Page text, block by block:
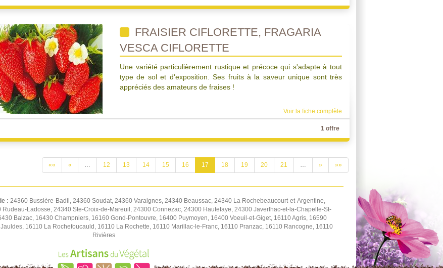
FRAISIER CIFLORETTE, FRAGARIA
VESCA CIFLORETTE
Une variété particulièrement rustique et précoce qui s'adapte à tout
type de sol et d'exposition. Ses fruits à la saveur unique sont très
appréciés des amateurs de fraises !
Voir la fiche complète
1 offre
«« « … 12 13 14 15 16 17 18 19 20 21 … » »»
: 24360 Bussière-Badil, 24360 Soudat, 24360 Varaignes, 24340 Beaussac, 24340 La Rochebeaucourt-et-Argentine,
Ladosse, 24340 Ste-Croix-de-Mareuil, 24300 Connezac, 24300 Hautefaye, 24300 Javerlhac-et-la-Chapelle-St-
Balzac, 16430 Champniers, 16160 Gond-Pontouvre, 16400 Puymoyen, 16400 Voeuil-et-Giget, 16110 Agris, 16590
16110 La Rochefoucauld, 16110 La Rochette, 16110 Marillac-le-Franc, 16110 Pranzac, 16110 Rancogne, 16110
Rivières